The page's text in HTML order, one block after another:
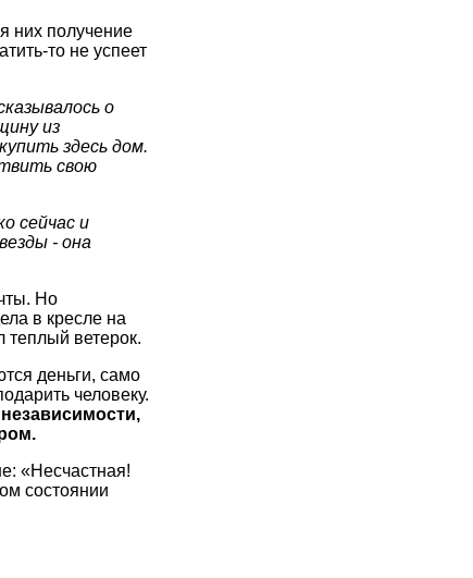
них получение
то не успеет
о
из
здесь дом.
свою
сейчас и
- она
Но
в кресле на
теплый ветерок.
деньги, само
человеку.
«Несчастная!
состоянии